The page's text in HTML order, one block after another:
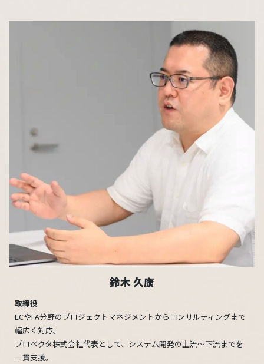
鈴木 久康
取締役
ECやFA分野のプロジェクトマネジメントからコンサルティングまで
幅広く対応。
プロベクタ株式会社代表として、システム開発の上流〜下流までを
一貫支援。